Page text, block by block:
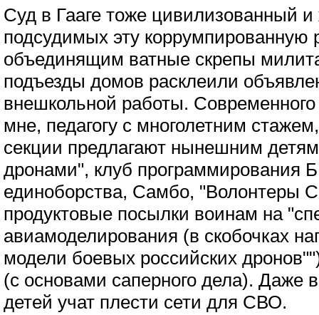
Суд в Гааге тоже цивилизованный
подсудимых эту коррумпированную
объединящим ватные скрепы
подъезды домов расклеили
внешкольной работы.
мне, педагогу с многолетним
секции предлагают нынешним
дронами", клуб программирования
единоборства, Самбо, "Волонтеры
продуктовые посылки воинам на
авиамоделирования (в скобочках
модели боевых российских
(с основами саперного дела). Даже
детей учат плести сети для СВО.